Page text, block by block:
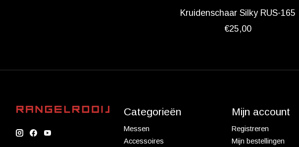
Kruidenschaar Silky RUS-165
€25,00
Categorieën
Messen
Accessoires
Mijn account
Registreren
Mijn bestellingen